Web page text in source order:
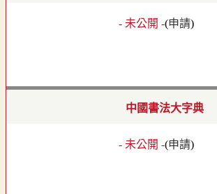
- 未公開 -(申請)
中國書法大字典
- 未公開 -(申請)